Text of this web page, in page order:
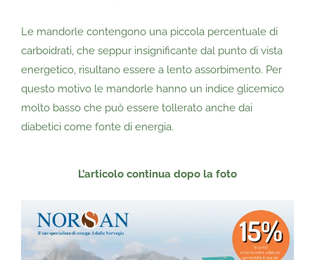
Le mandorle contengono una piccola percentuale di
carboidrati, che seppur insignificante dal punto di vista
energetico, risultano essere a lento assorbimento. Per
questo motivo le mandorle hanno un indice glicemico
molto basso che può essere tollerato anche dai
diabetici come fonte di energia.
L’articolo continua dopo la foto